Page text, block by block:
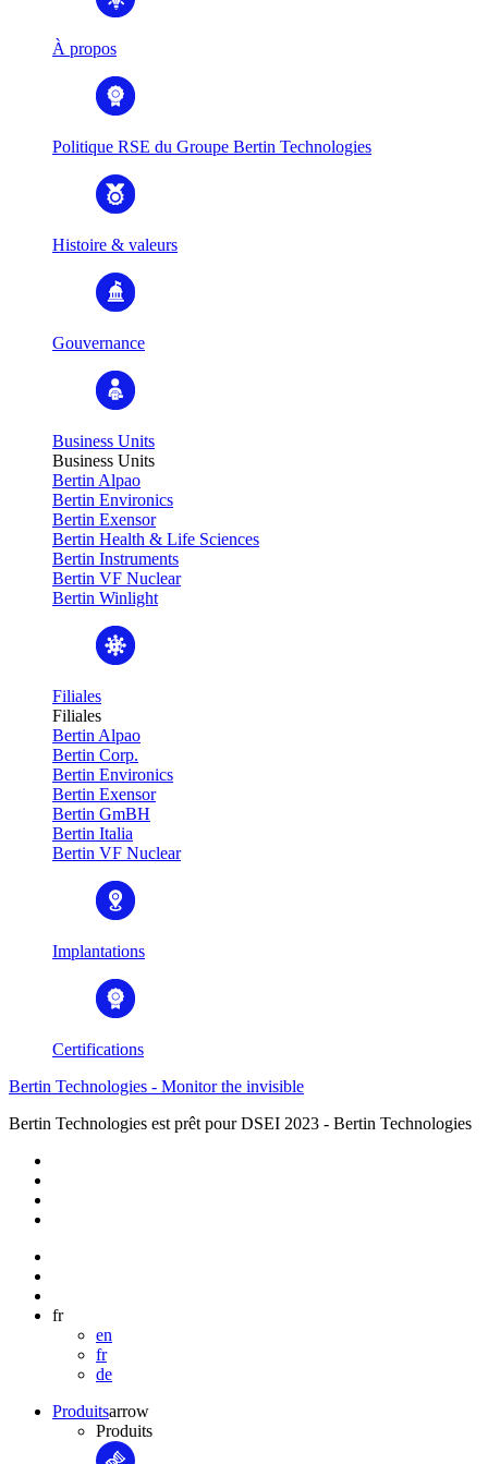
À propos
Politique RSE du Groupe Bertin Technologies
Histoire & valeurs
Gouvernance
Business Units
Business Units
Bertin Alpao
Bertin Environics
Bertin Exensor
Bertin Health & Life Sciences
Bertin Instruments
Bertin VF Nuclear
Bertin Winlight
Filiales
Filiales
Bertin Alpao
Bertin Corp.
Bertin Environics
Bertin Exensor
Bertin GmBH
Bertin Italia
Bertin VF Nuclear
Implantations
Certifications
Bertin Technologies - Monitor the invisible
Bertin Technologies est prêt pour DSEI 2023 - Bertin Technologies
fr
en
fr
de
Produitsarrow
Produits